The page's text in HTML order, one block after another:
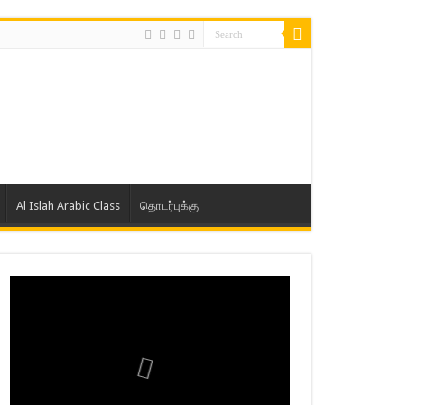
Al Islah Arabic Class தொடர்புக்கு